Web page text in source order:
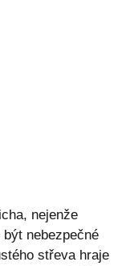
nejenže
nebezpečné
střeva hraje